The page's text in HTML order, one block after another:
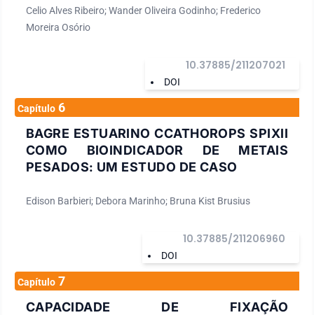
Celio Alves Ribeiro; Wander Oliveira Godinho; Frederico
Moreira Osório
DOI
10.37885/211207021
Capítulo 6
BAGRE ESTUARINO CCATHOROPS SPIXII
COMO BIOINDICADOR DE METAIS
PESADOS: UM ESTUDO DE CASO
Edison Barbieri; Debora Marinho; Bruna Kist Brusius
DOI
10.37885/211206960
Capítulo 7
CAPACIDADE DE FIXAÇÃO